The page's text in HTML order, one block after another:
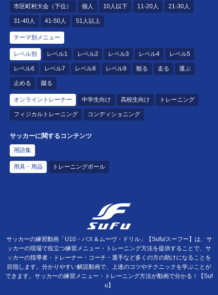
市区町村大会（下位） 個人 10人以下 11-20人 21-30人
31-40人 41-50人 51人以上
テーマ別メニュー
レベル別 レベル1 レベル2 レベル3 レベル4 レベル5
レベル6 レベル7 レベル8 レベル9 観る 走る 運ぶ
止める 蹴る
オンライントレーナー 中学生向け 高校生向け トレーニング
フィジカルトレーニング コンディショニング
サッカーに関するコンテンツ
用語集
用具・用品 トレーニングボール
サッカーの練習動画「U10・パス＆ムーヴ・ドリル」【Sufu/スーフー】は、サ
ッカーの現場で役立つ練習メニュー・トレーニング方法を提供することで、サ
ッカーの指導者・トレーナー・コーチ・選手など多くの方の助けになることを
目指します。分かりやすい解説動画で、上達のコツやテクニックを学ぶことが
できます。サッカーの練習メニュー・トレーニング方法が動画で分かる！【Suf
u】